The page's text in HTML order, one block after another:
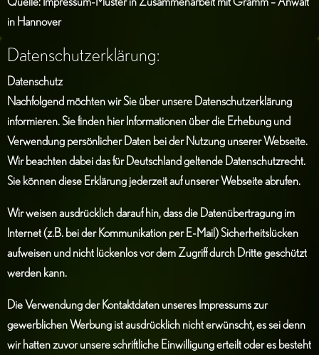
in Hannover
Datenschutzerklärung:
Datenschutz
Nachfolgend möchten wir Sie über unsere Datenschutzerklärung
informieren. Sie finden hier Informationen über die Erhebung und
Verwendung persönlicher Daten bei der Nutzung unserer Webseite.
Wir beachten dabei das für Deutschland geltende Datenschutzrecht.
Sie können diese Erklärung jederzeit auf unserer Webseite abrufen.
Wir weisen ausdrücklich darauf hin, dass die Datenübertragung im
Internet (z.B. bei der Kommunikation per E-Mail) Sicherheitslücken
aufweisen und nicht lückenlos vor dem Zugriff durch Dritte geschützt
werden kann.
Die Verwendung der Kontaktdaten unseres Impressums zur
gewerblichen Werbung ist ausdrücklich nicht erwünscht, es sei denn
wir hatten zuvor unsere schriftliche Einwilligung erteilt oder es besteht